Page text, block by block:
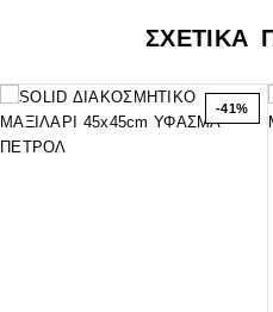
ΣΧΕΤΙΚΑ
-41%